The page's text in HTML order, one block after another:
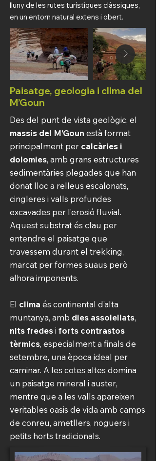
lluny de les rutes turístiques clàssiques,
en un entorn natural extens i obert.
Paisatge, geologia i clima del
M’Goun
Des del punt de vista geològic, el
massís del M’Goun està format
principalment per calcàries i
dolomies, amb grans estructures
sedimentàries plegades que han
donat lloc a relleus escalonats,
cingleres i valls profundes
excavades per l’erosió fluvial.
Aquest substrat és clau per
entendre el paisatge que
travessem durant el trekking,
marcat per formes suaus però
alhora imponents.
El clima és continental d’alta
muntanya, amb dies assolellats,
nits fredesi forts contrastos
tèrmics, especialment a finals de
setembre, una època ideal per
caminar. A les cotes altes domina
un paisatge mineral i auster,
mentre que a les valls apareixen
veritables oasis de vida amb camps
de conreu, ametllers, noguers i
petits horts tradicionals.